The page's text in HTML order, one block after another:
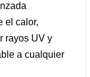
el calor,
rayos UV y
a cualquier